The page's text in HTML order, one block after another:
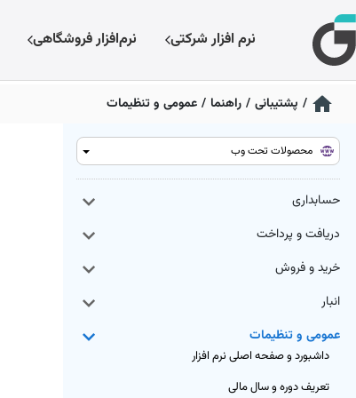
نرم افزار شرکتی نرم‌افزار فروشگاهی
/ پشتیبانی / راهنما / عمومی و تنظیمات
محصولات تحت وب
حسابداری
دریافت و پرداخت
خرید و فروش
انبار
عمومی و تنظیمات
داشبورد و صفحه اصلی نرم افزار
تعریف دوره و سال مالی